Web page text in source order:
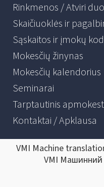
Rinkmenos / Atviri
Skaičiuoklės ir
Sąskaitos ir įmokų
Mokesčių žinynas
Mokesčių kalendorius
Seminarai
Tarptautinis
Kontaktai / Apklausa
VMI Machine
VMI Машинний